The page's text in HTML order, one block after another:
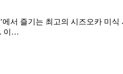
서 즐기는 최고의 시즈오카 미
. 이…